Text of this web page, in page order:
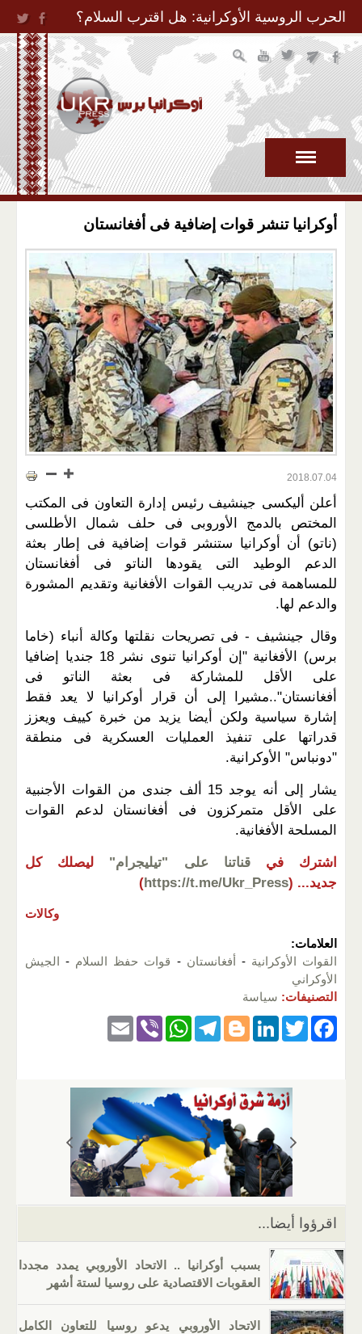
Jump to Navigation
الحرب الروسية الأوكرانية: هل اقترب السلام؟
أوكرانيا تنشر قوات إضافية فى أفغانستان
2018.07.04
أعلن أليكسى جينشيف رئيس إدارة التعاون فى المكتب
المختص بالدمج الأوروبى فى حلف شمال الأطلسى
(ناتو) أن أوكرانيا ستنشر قوات إضافية فى إطار بعثة
الدعم الوطيد التى يقودها الناتو فى أفغانستان
للمساهمة فى تدريب القوات الأفغانية وتقديم المشورة
والدعم لها.
وقال جينشيف - فى تصريحات نقلتها وكالة أنباء (خاما
برس) الأفغانية "إن أوكرانيا تنوى نشر 18 جنديا إضافيا
على الأقل للمشاركة فى بعثة الناتو فى
أفغانستان"..مشيرا إلى أن قرار أوكرانيا لا يعد فقط
إشارة سياسية ولكن أيضا يزيد من خبرة كييف ويعزز
قدراتها على تنفيذ العمليات العسكرية فى منطقة
"دونباس" الأوكرانية.
يشار إلى أنه يوجد 15 ألف جندى من القوات الأجنبية
على الأقل متمركزون فى أفغانستان لدعم القوات
المسلحة الأفغانية.
اشترك في قناتنا على "تيليجرام"
ليصلك كل
جديد... (
https://t.me/Ukr_Press
)
وكالات
العلامات:
القوات الأوكرانية - أفغانستان - قوات حفظ السلام - الجيش
الأوكراني
التصنيفات: سياسة
F
k
T
er
Li
e
dI
n
Bl
g
er
T
gr
a
m
W
s
A
p
p
Vi
اقرؤوا أيضا...
بسبب أوكرانيا .. الاتحاد الأوروبي يمدد مجددا
العقوبات الاقتصادية على روسيا لستة أشهر
الاتحاد الأوروبي يدعو روسيا للتعاون الكامل